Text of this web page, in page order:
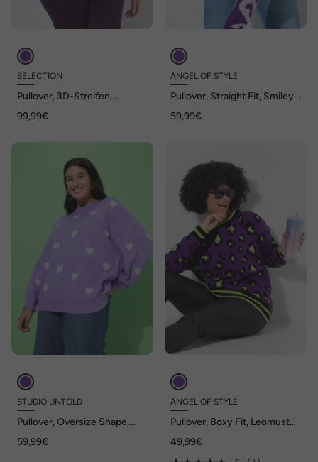
SELECTION
Pullover, 3D-Streifen,
99,99€
ANGEL OF STYLE
Pullover, Straight Fit, Smiley-
59,99€
STUDIO UNTOLD
Pullover, Oversize Shape,
59,99€
ANGEL OF STYLE
Pullover, Boxy Fit, Leomuster,
49,99€